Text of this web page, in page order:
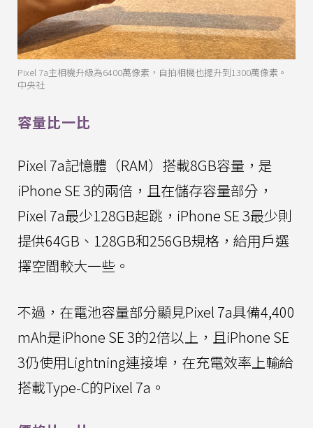
Pixel 7a主相機升級為6400萬像素，自拍相機也提升到1300萬像素。
中央社
容量比一比
Pixel 7a記憶體（RAM）搭載8GB容量，是
iPhone SE 3的兩倍，且在儲存容量部分，
Pixel 7a最少128GB起跳，iPhone SE 3最少則
提供64GB、128GB和256GB規格，給用戶選
擇空間較大一些。
不過，在電池容量部分顯見Pixel 7a具備4,400
mAh是iPhone SE 3的2倍以上，且iPhone SE
3仍使用Lightning連接埠，在充電效率上輸給
搭載Type-C的Pixel 7a。